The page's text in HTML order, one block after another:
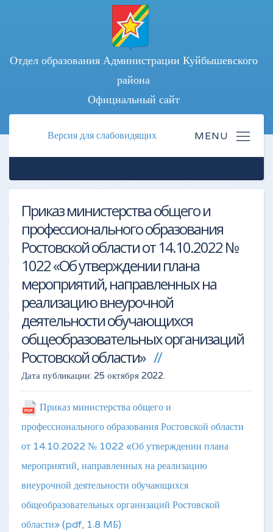
Отдел образования Администрации Куйбышевского
района
Официальный сайт
Версия для слабовидящих
Приказ министерства общего и
профессионального образования
Ростовской области от 14.10.2022 №
1022 «Об утверждении плана
мероприятий, направленных на
реализацию внеурочной
деятельности обучающихся
общеобразовательных организаций
Ростовской области»
Дата публикации: 25 октября 2022.
Приказ министерства общего и
профессионального образования Ростовской области
от 14.10.2022 № 1022 «Об утверждении плана
мероприятий, направленных на реализацию
внеурочной деятельности обучающихся
общеобразовательных организаций Ростовской
области» (pdf, 1.8 MБ)